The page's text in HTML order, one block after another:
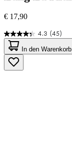
€ 17,90
4.3 (45)
4.3
von
5
Sternen.
45
In den Warenkorb